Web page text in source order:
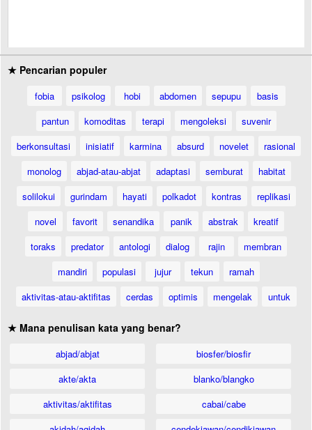
★ Pencarian populer
fobia psikolog hobi abdomen sepupu
basis
pantun
komoditas terapi mengoleksi
suvenir
berkonsultasi
inisiatif karmina absurd novelet
rasional
monolog
abjad-atau-abjat adaptasi semburat
habitat
solilokui
gurindam hayati polkadot kontras
replikasi
novel
favorit senandika panik abstrak
kreatif
toraks
predator antologi dialog rajin
membran
mandiri
populasi jujur tekun
ramah
aktivitas-atau-aktifitas
cerdas optimis mengelak untuk
★ Mana penulisan kata yang benar?
abjad/abjat
akte/akta
aktivitas/aktifitas
biosfer/biosfir
blanko/blangko
cabai/cabe